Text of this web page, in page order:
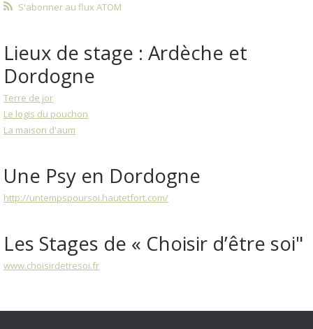
S'abonner au flux ATOM
Lieux de stage : Ardèche et
Dordogne
Terre de jor
Le logis du pouchon
La maison d'aum
Une Psy en Dordogne
http://untempspoursoi.hautetfort.com/
Les Stages de « Choisir d’être soi"
www.choisirdetresoi.fr